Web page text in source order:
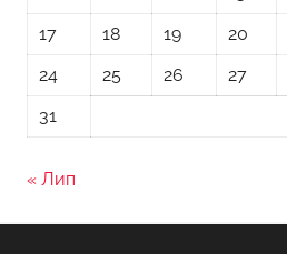
17
18 19 20
24
25 26 27
31
« Лип